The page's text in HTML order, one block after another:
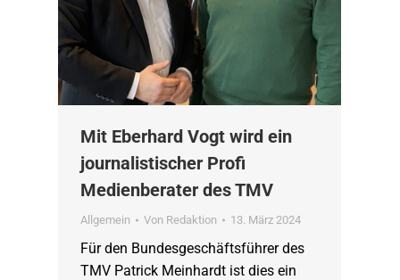
Mit Eberhard Vogt wird ein
journalistischer Profi
Medienberater des TMV
Allgemein Von Redaktion 13. März 2024
Für den Bundesgeschäftsführer des
TMV Patrick Meinhardt ist dies ein